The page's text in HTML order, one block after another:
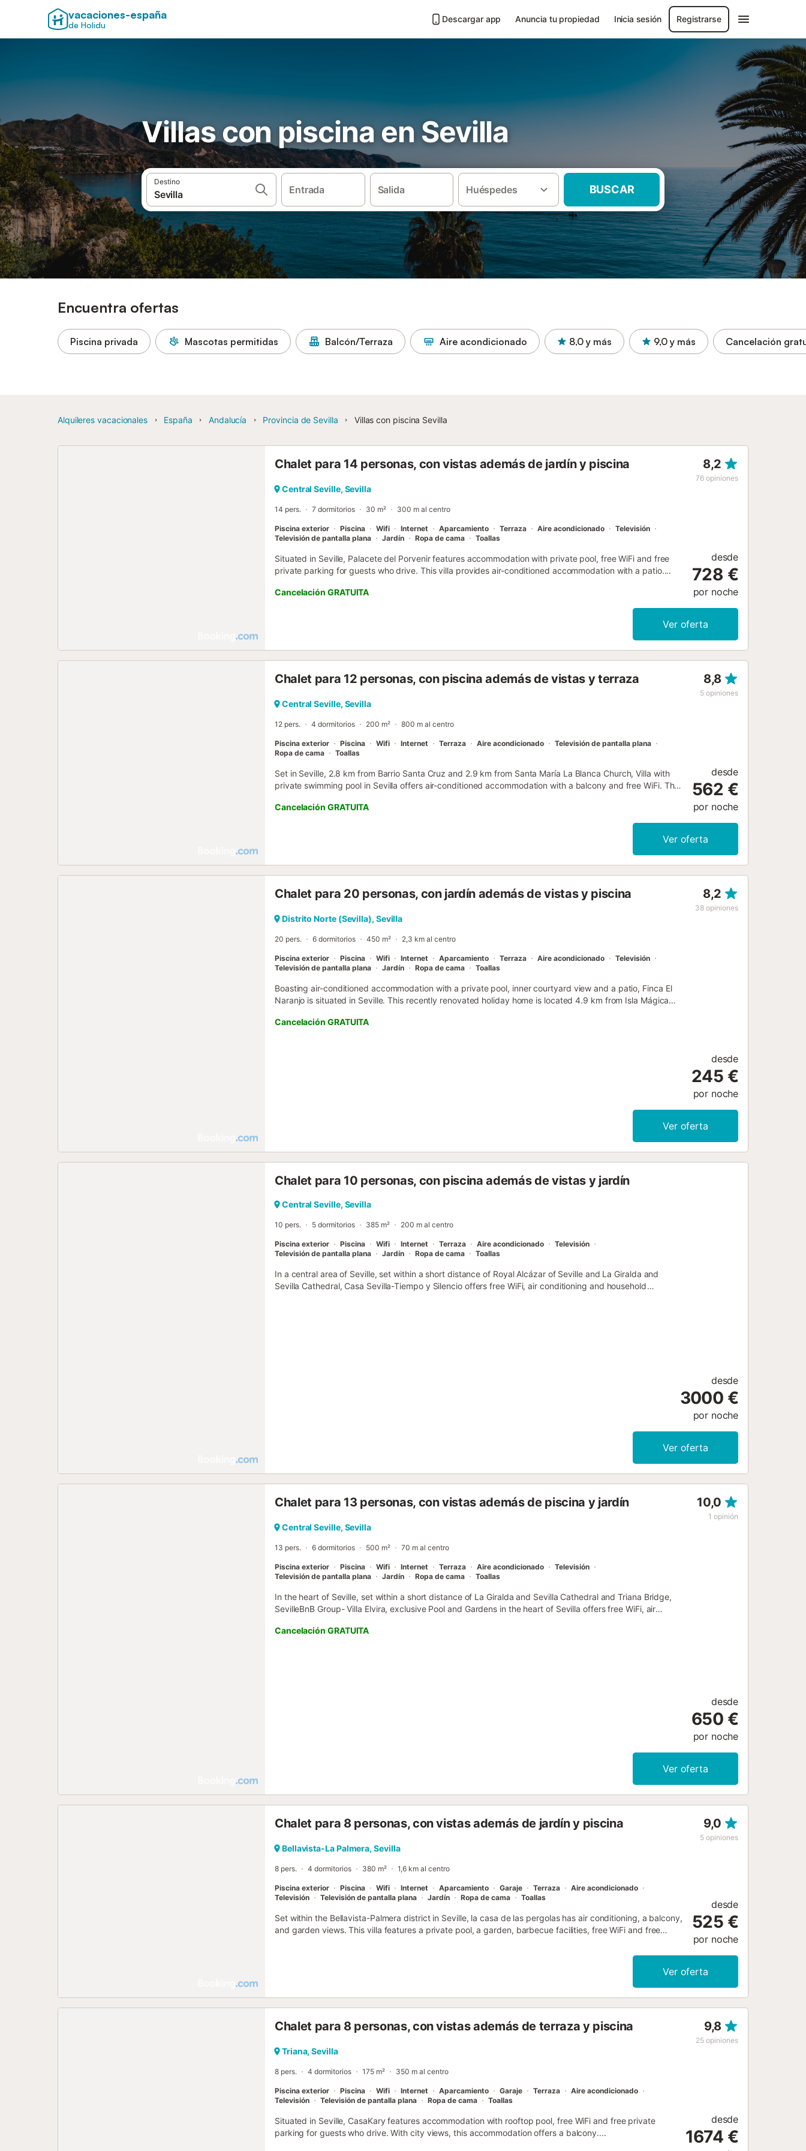
vacaciones-españa
de Holidu
Descargar app Anuncia tu propiedad Inicia sesión Registrarse
Villas con piscina en Sevilla
Destino
Entrada Salida Huéspedes BUSCAR
Encuentra ofertas
Piscina privada Mascotas permitidas Balcón/Terraza Aire acondicionado 8,0 y más 9,0 y más Cancelación
Alquileres vacacionales España Andalucía Provincia de Sevilla Villas con piscina Sevilla
Chalet para 14 personas, con vistas además de jardín y piscina 8,2
76 opiniones
Central Seville, Sevilla
14 pers. 7 dormitorios 30 m² 300 m al centro
Piscina exterior Piscina Wifi Internet Aparcamiento Terraza Aire acondicionado
Televisión
Televisión de pantalla plana
Jardín Ropa de cama Toallas
Situated in Seville, Palacete del Porvenir features accommodation with private pool, free WiFi and free
private parking for guests who drive. This villa provides air-conditioned accommodation with a patio....
Cancelación GRATUITA
desde
728 €
por noche
Ver oferta
Chalet para 12 personas, con piscina además de vistas y terraza 8,8
5 opiniones
Central Seville, Sevilla
12 pers. 4 dormitorios 200 m² 800 m al centro
Piscina exterior Piscina Wifi Internet Terraza Aire acondicionado
Televisión de pantalla plana
Ropa de cama
Toallas
Set in Seville, 2.8 km from Barrio Santa Cruz and 2.9 km from Santa María La Blanca Church, Villa with
private swimming pool in Sevilla offers air-conditioned accommodation with a balcony and free WiFi. This
Cancelación GRATUITA
desde
562 €
por noche
Ver oferta
Chalet para 20 personas, con jardín además de vistas y piscina 8,2
38 opiniones
Distrito Norte (Sevilla), Sevilla
20 pers. 6 dormitorios 450 m² 2,3 km al centro
Piscina exterior Piscina Wifi Internet Aparcamiento Terraza Aire acondicionado
Televisión
Televisión de pantalla plana
Jardín Ropa de cama Toallas
Boasting air-conditioned accommodation with a private pool, inner courtyard view and a patio, Finca El
Naranjo is situated in Seville. This recently renovated holiday home is located 4.9 km from Isla Mágica
Cancelación GRATUITA
desde
245 €
por noche
Ver oferta
Chalet para 10 personas, con piscina además de vistas y jardín
Central Seville, Sevilla
10 pers. 5 dormitorios 385 m² 200 m al centro
Piscina exterior Piscina Wifi Internet Terraza Aire acondicionado
Televisión
Televisión de pantalla plana
Jardín Ropa de cama Toallas
In a central area of Seville, set within a short distance of Royal Alcázar of Seville and La Giralda and
Sevilla Cathedral, Casa Sevilla-Tiempo y Silencio offers free WiFi, air conditioning and household
desde
3000 €
por noche
Ver oferta
Chalet para 13 personas, con vistas además de piscina y jardín 10,0
1 opinión
Central Seville, Sevilla
13 pers. 6 dormitorios 500 m² 70 m al centro
Piscina exterior Piscina Wifi Internet Terraza Aire acondicionado
Televisión
Televisión de pantalla plana
Jardín Ropa de cama Toallas
In the heart of Seville, set within a short distance of La Giralda and Sevilla Cathedral and Triana Bridge,
SevilleBnB Group- Villa Elvira, exclusive Pool and Gardens in the heart of Sevilla offers free WiFi, air
Cancelación GRATUITA
desde
650 €
por noche
Ver oferta
Chalet para 8 personas, con vistas además de jardín y piscina 9,0
5 opiniones
Bellavista-La Palmera, Sevilla
8 pers. 4 dormitorios 380 m² 1,6 km al centro
Piscina exterior Piscina Wifi Internet Aparcamiento Garaje Terraza
Aire acondicionado
Televisión
Televisión de pantalla plana Jardín Ropa de cama Toallas
Set within the Bellavista-Palmera district in Seville, la casa de las pergolas has air conditioning, a balcony,
and garden views. This villa features a private pool, a garden, barbecue facilities, free WiFi and free
desde
525 €
por noche
Ver oferta
Chalet para 8 personas, con vistas además de terraza y piscina 9,8
25 opiniones
Triana, Sevilla
8 pers. 4 dormitorios 175 m² 350 m al centro
Piscina exterior Piscina Wifi Internet Aparcamiento Garaje Terraza
Aire acondicionado
Televisión
Televisión de pantalla plana Ropa de cama Toallas
Situated in Seville, CasaKary features accommodation with rooftop pool, free WiFi and free private
parking for guests who drive. With city views, this accommodation offers a balcony....
desde
1674 €